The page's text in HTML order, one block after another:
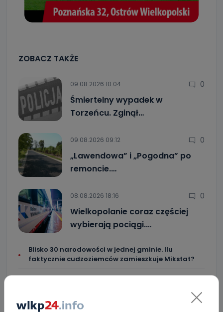
ZOBACZ TAKŻE
09.08.2026 10:04 0
Śmiertelny wypadek w
Torzeńcu. Zginął…
09.08.2026 09:12 0
„Lawendowa” i „Pogodna” po
remoncie.…
08.08.2026 18:16 0
Wielkopolanie coraz częściej
wybierają pociągi.…
Blisko 30 narodowości w jednej gminie. Ilu
faktycznie cudzoziemców zamieszkuje Mikstat?
[WIDEO]